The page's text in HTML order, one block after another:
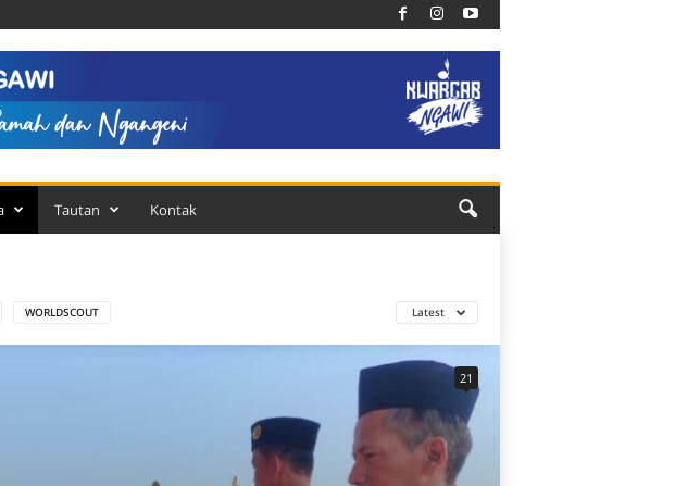
Tautan Kontak
WORLDSCOUT Latest
21